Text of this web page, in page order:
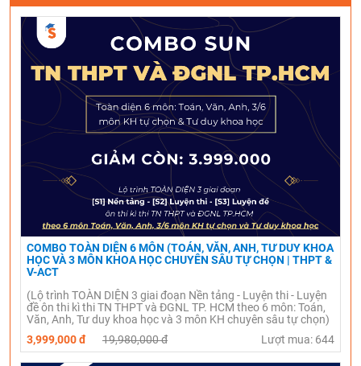
COMBO TOÀN DIỆN 6 MÔN (TOÁN, VĂN, ANH, TƯ DUY KHOA
HỌC VÀ 3 MÔN KHOA HỌC CHUYÊN SÂU TỰ CHỌN | THPT &
V-ACT
(Lộ trình TOÀN DIỆN 3 giai đoạn Nền tảng - Luyện thi - Luyện
đề ôn thi kì thi TN THPT và ĐGNL TP. HCM theo 6 môn: Toán,
Văn, Anh, Tư duy khoa học và 3 môn KH chuyên sâu tự chọn)
3,999,000 đ
19,980,000 đ Lượt mua: 644